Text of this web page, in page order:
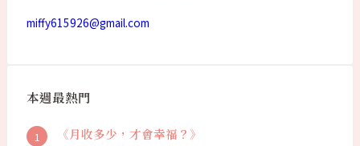
miffy615926@gmail.com
本週最熱門
《月收多少，才會幸福？》